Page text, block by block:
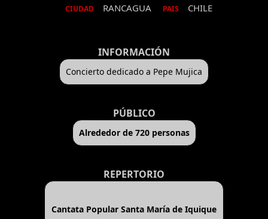
CIUDAD RANCAGUA PAIS CHILE
INFORMACIÓN
Concierto dedicado a Pepe Mujica
PÚBLICO
Alrededor de 720 personas
REPERTORIO
Cantata Popular Santa María de Iquique